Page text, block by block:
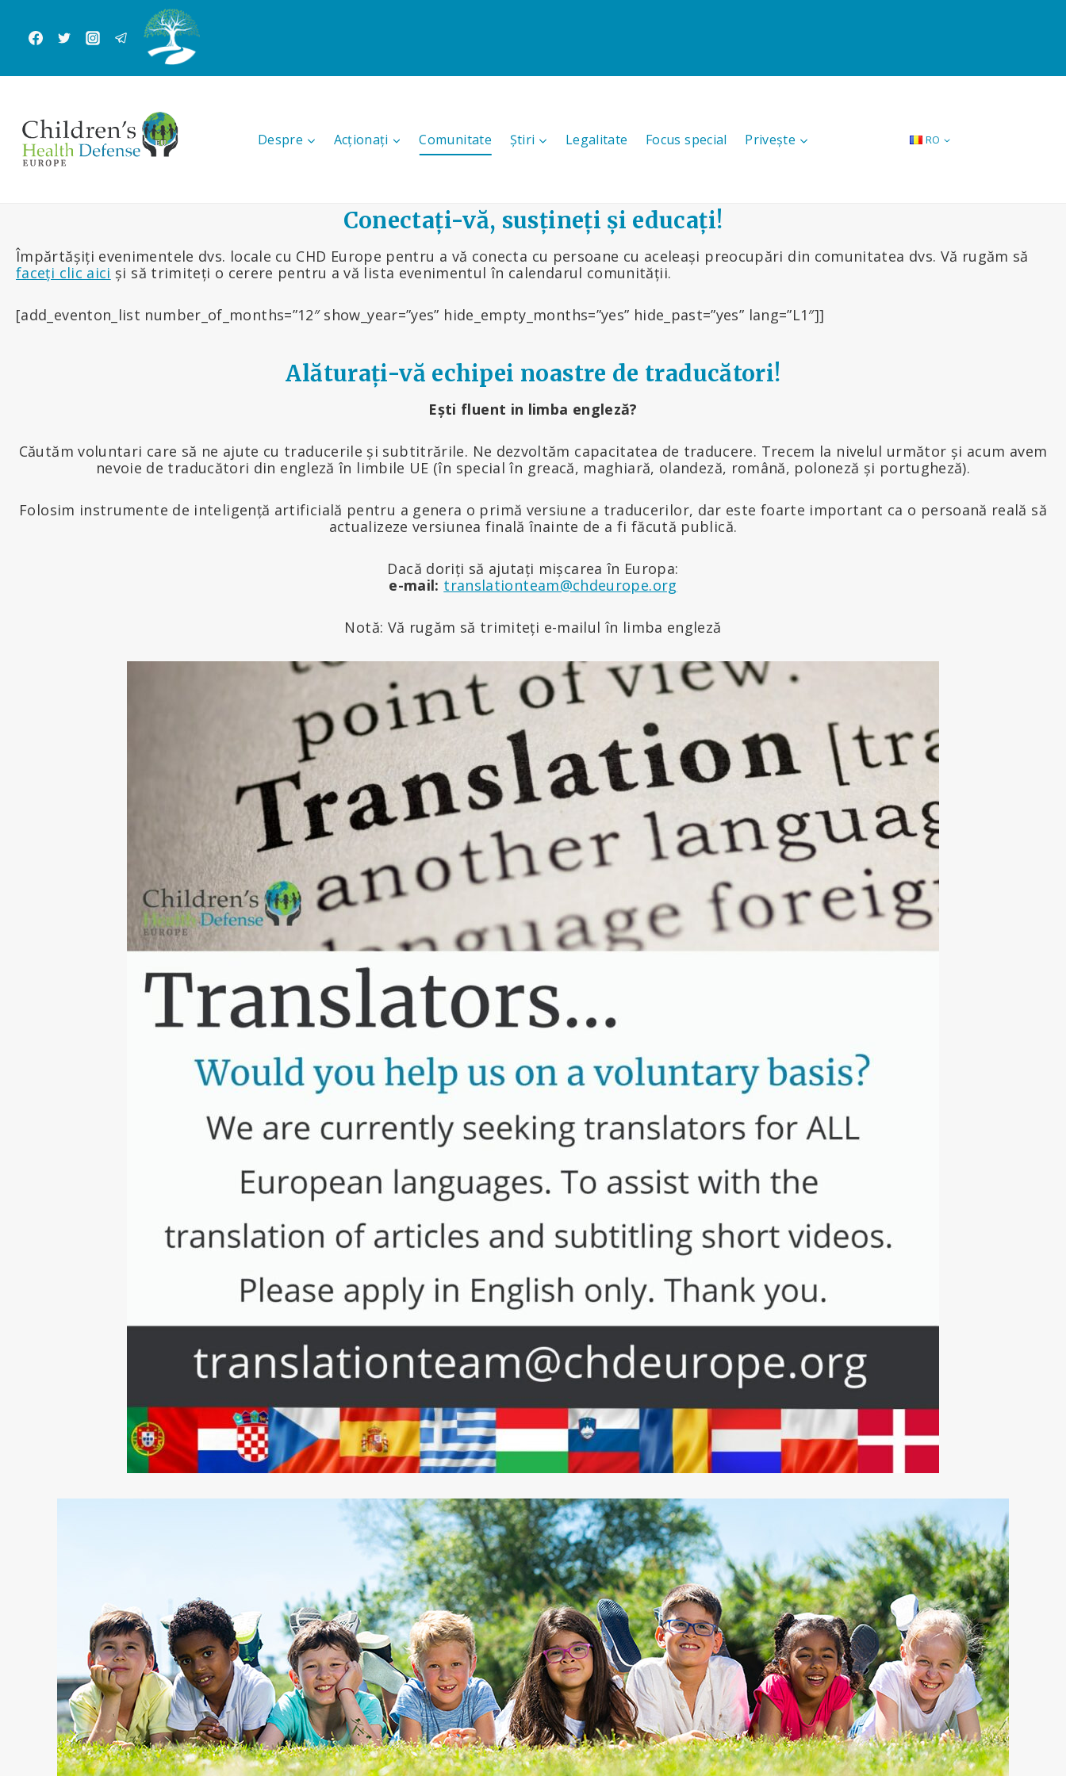
content
Despre Acționați Comunitate Știri Legalitate Focus special Privește RO
Conectați-vă, susțineți și educați!
Împărtășiți evenimentele dvs. locale cu CHD Europe pentru a vă conecta cu persoane cu aceleași preocupări din comunitatea dvs. Vă rugăm să
faceți clic aici și să trimiteți o cerere pentru a vă lista evenimentul în calendarul comunității.
[add_eventon_list number_of_months=”12″ show_year=”yes” hide_empty_months=”yes” hide_past=”yes” lang=”L1″]]
Alăturați-vă echipei noastre de traducători!
Ești fluent in limba engleză?
Căutăm voluntari care să ne ajute cu traducerile și subtitrările. Ne dezvoltăm capacitatea de traducere. Trecem la nivelul următor și acum avem
nevoie de traducători din engleză în limbile UE (în special în greacă, maghiară, olandeză, română, poloneză și portugheză).
Folosim instrumente de inteligență artificială pentru a genera o primă versiune a traducerilor, dar este foarte important ca o persoană reală să
actualizeze versiunea finală înainte de a fi făcută publică.
Dacă doriți să ajutați mișcarea în Europa:
e-mail: translationteam@chdeurope.org
Notă: Vă rugăm să trimiteți e-mailul în limba engleză